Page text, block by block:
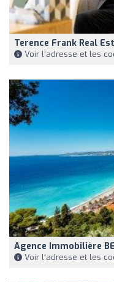
Terence Frank Real
Voir l'adresse et les
Agence Immobilière
Voir l'adresse et les